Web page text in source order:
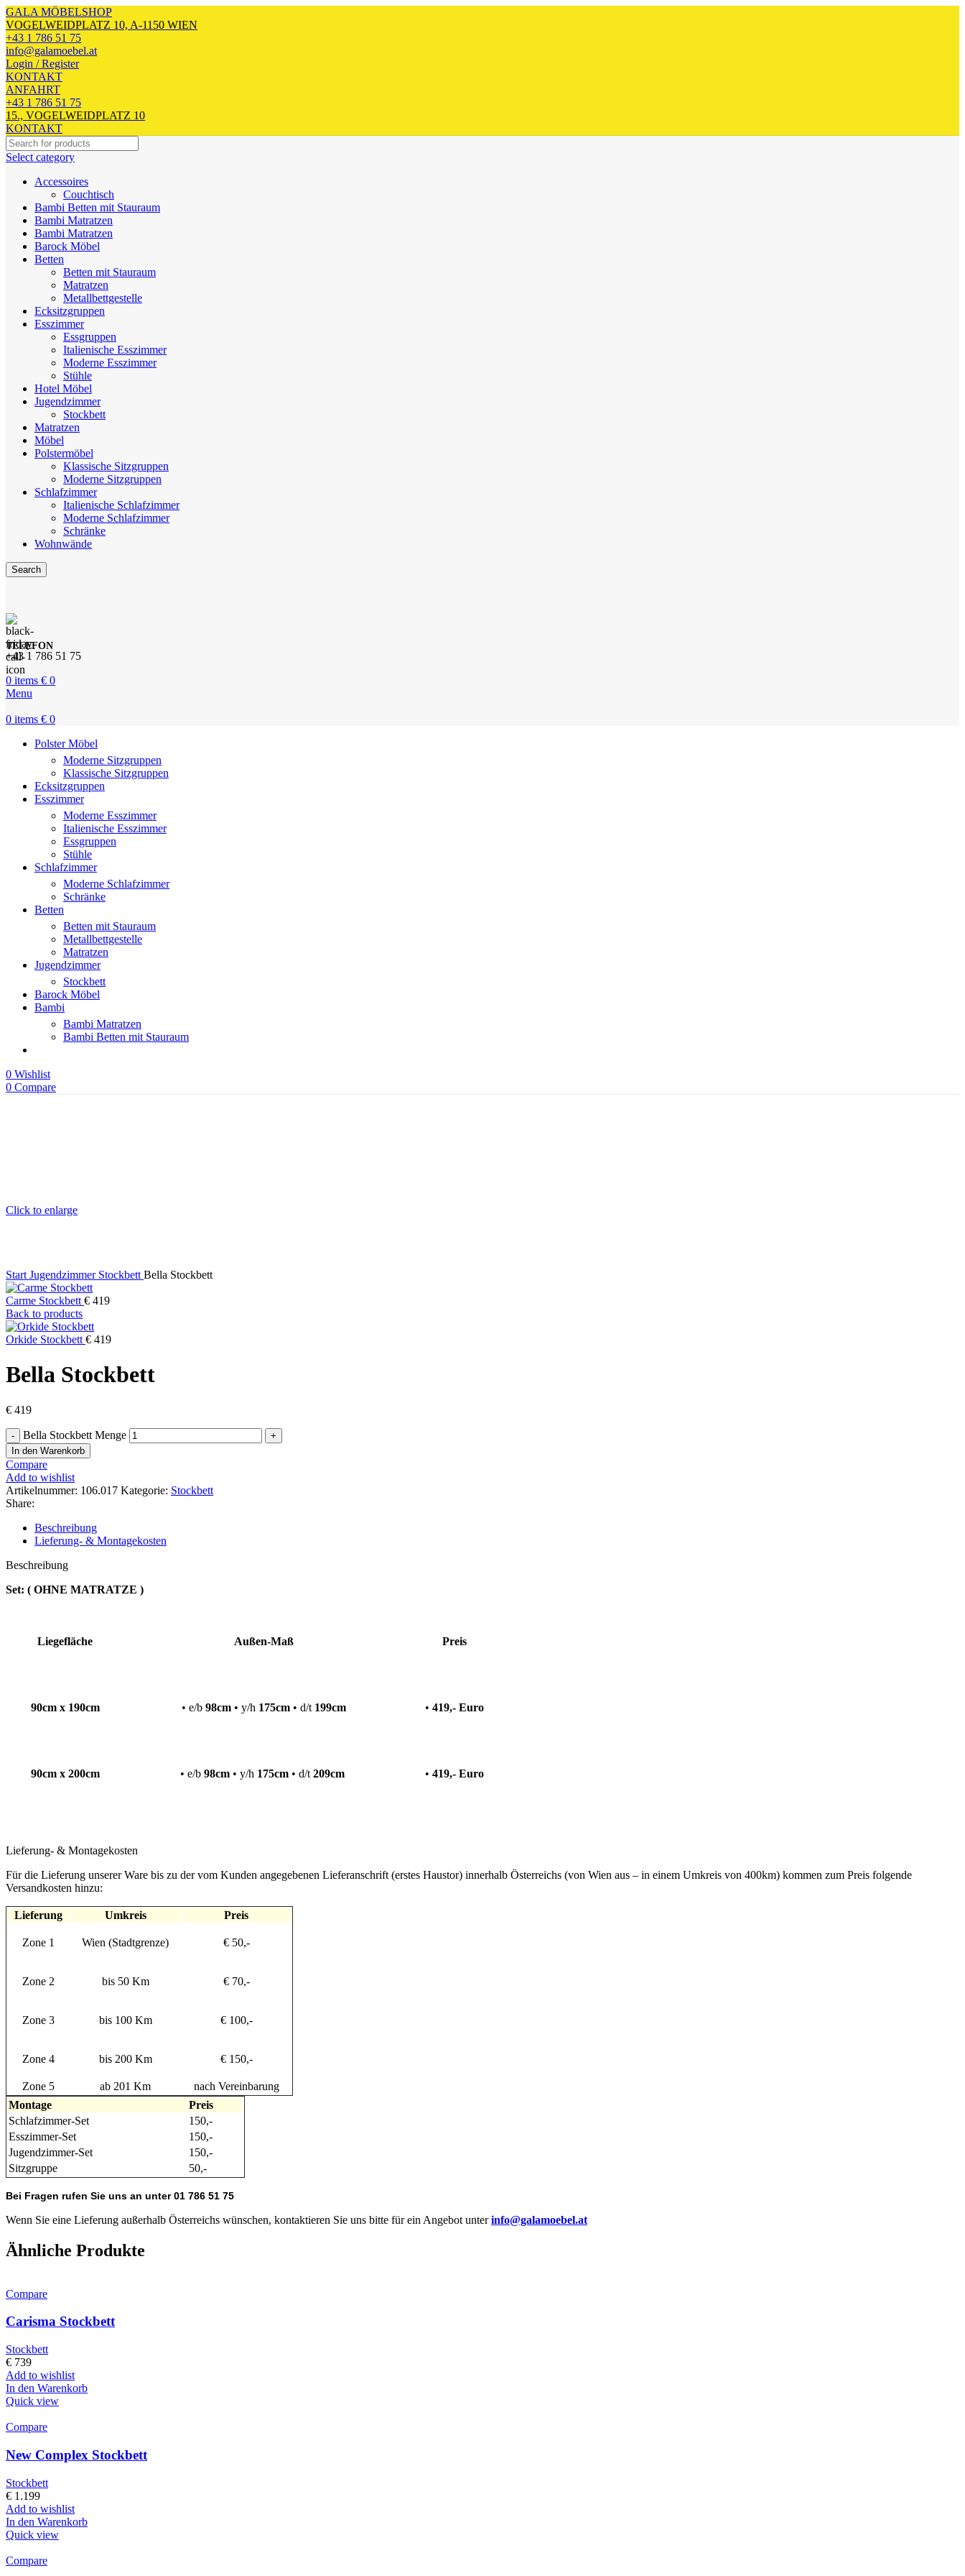
GALA MÖBELSHOP
VOGELWEIDPLATZ 10, A-1150 WIEN
+43 1 786 51 75
info@galamoebel.at
Login / Register
KONTAKT
ANFAHRT
+43 1 786 51 75
15., VOGELWEIDPLATZ 10
KONTAKT
Select category
Accessoires
Couchtisch
Bambi Betten mit Stauraum
Bambi Matratzen
Bambi Matratzen
Barock Möbel
Betten
Betten mit Stauraum
Matratzen
Metallbettgestelle
Ecksitzgruppen
Esszimmer
Essgruppen
Italienische Esszimmer
Moderne Esszimmer
Stühle
Hotel Möbel
Jugendzimmer
Stockbett
Matratzen
Möbel
Polstermöbel
Klassische Sitzgruppen
Moderne Sitzgruppen
Schlafzimmer
Italienische Schlafzimmer
Moderne Schlafzimmer
Schränke
Wohnwände
Search
TELEFON
+43 1 786 51 75
0 items € 0
Menu
0 items € 0
Polster Möbel
Moderne Sitzgruppen
Klassische Sitzgruppen
Ecksitzgruppen
Esszimmer
Moderne Esszimmer
Italienische Esszimmer
Essgruppen
Stühle
Schlafzimmer
Moderne Schlafzimmer
Schränke
Betten
Betten mit Stauraum
Metallbettgestelle
Matratzen
Jugendzimmer
Stockbett
Barock Möbel
Bambi
Bambi Matratzen
Bambi Betten mit Stauraum
0 Wishlist
0 Compare
Click to enlarge
Start Jugendzimmer Stockbett Bella Stockbett
Carme Stockbett € 419
Back to products
Orkide Stockbett € 419
Bella Stockbett
€ 419
Bella Stockbett Menge
In den Warenkorb
Compare
Add to wishlist
Artikelnummer: 106.017 Kategorie: Stockbett
Share:
Beschreibung
Lieferung- & Montagekosten
Beschreibung
Set: ( OHNE MATRATZE )
Liegefläche Außen-Maß Preis
90cm x 190cm • e/b 98cm• y/h 175cm• d/t 199cm • 419,- Euro
90cm x 200cm • e/b 98cm • y/h 175cm • d/t 209cm • 419,- Euro
Lieferung- & Montagekosten
Für die Lieferung unserer Ware bis zu der vom Kunden angegebenen Lieferanschrift (erstes Haustor) innerhalb Österreichs (von Wien aus – in einem Umkreis von 400km) kommen zum Preis folgende
Versandkosten hinzu:
Lieferung Umkreis Preis
Zone 1 Wien (Stadtgrenze) € 50,-
Zone 2 bis 50 Km € 70,-
Zone 3 bis 100 Km € 100,-
Zone 4 bis 200 Km € 150,-
Zone 5 ab 201 Km
nach Vereinbarung
Montage
Preis
Schlafzimmer-Set
150,-
Esszimmer-Set
150,-
Jugendzimmer-Set
150,-
Sitzgruppe
50,-
Bei Fragen rufen Sie uns an unter 01 786 51 75
Wenn Sie eine Lieferung außerhalb Österreichs wünschen, kontaktieren Sie uns bitte für ein Angebot unterinfo@galamoebel.at
Ähnliche Produkte
Compare
Carisma Stockbett
Stockbett
€ 739
Add to wishlist
In den Warenkorb
Quick view
Compare
New Complex Stockbett
Stockbett
€ 1.199
Add to wishlist
In den Warenkorb
Quick view
Compare